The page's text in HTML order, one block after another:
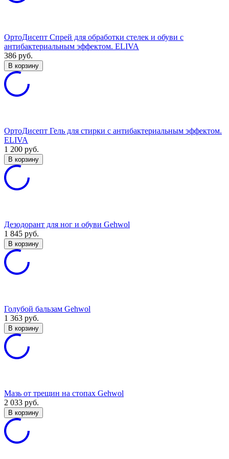
ОртоДисепт Спрей для обработки стелек и обуви с
антибактериальным эффектом. ELIVA
386 руб.
В корзину
ОртоДисепт Гель для стирки с антибактериальным эффектом.
ELIVA
1 200 руб.
В корзину
Дезодорант для ног и обуви Gehwol
1 845 руб.
В корзину
Голубой бальзам Gehwol
1 363 руб.
В корзину
Мазь от трещин на стопах Gehwol
2 033 руб.
В корзину